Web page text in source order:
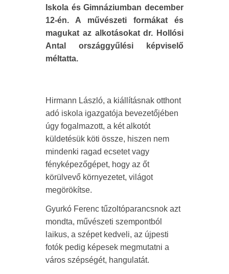
Iskola és Gimnáziumban december
12-én. A művészeti formákat és
magukat az alkotásokat dr. Hollósi
Antal országgyűlési képviselő
méltatta.
Hirmann László, a kiállításnak otthont
adó iskola igazgatója bevezetőjében
úgy fogalmazott, a két alkotót
küldetésük köti össze, hiszen nem
mindenki ragad ecsetet vagy
fényképezőgépet, hogy az őt
körülvevő környezetet, világot
megörökítse.
Gyurkó Ferenc tűzoltóparancsnok azt
mondta, művészeti szempontból
laikus, a szépet kedveli, az újpesti
fotók pedig képesek megmutatni a
város szépségét, hangulatát.